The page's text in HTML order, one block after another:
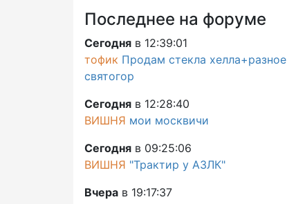
Последнее на форуме
Сегодня в 12:39:01
тофик Продам стекла хелла+разное
святогор
Сегодня в 12:28:40
ВИШНЯ мои москвичи
Сегодня в 09:25:06
ВИШНЯ "Трактир у АЗЛК"
Вчера в 19:17:37